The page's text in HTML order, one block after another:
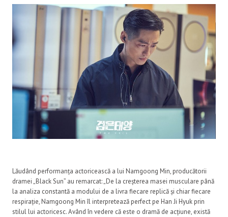
Lăudând performanța actoricească a lui Namgoong Min, producătorii
dramei „Black Sun” au remarcat: „De la creșterea masei musculare până
la analiza constantă a modului de a livra fiecare replică și chiar fiecare
respirație, Namgoong Min îl interpretează perfect pe Han Ji Hyuk prin
stilul lui actoricesc. Având în vedere că este o dramă de acțiune, există